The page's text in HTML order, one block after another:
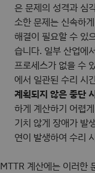
은 문제의 성격과 심
소한 문제는 신속하
해결이 필요할 수 있
습니다. 일부 산업에
프로세스가 없을 수
에서 일관된 수리 시
계획되지 않은 중단
하게 계산하기 어렵
기치 않게 장애가 발
연이 발생하여 수리
MTTR 계산에는 이러한